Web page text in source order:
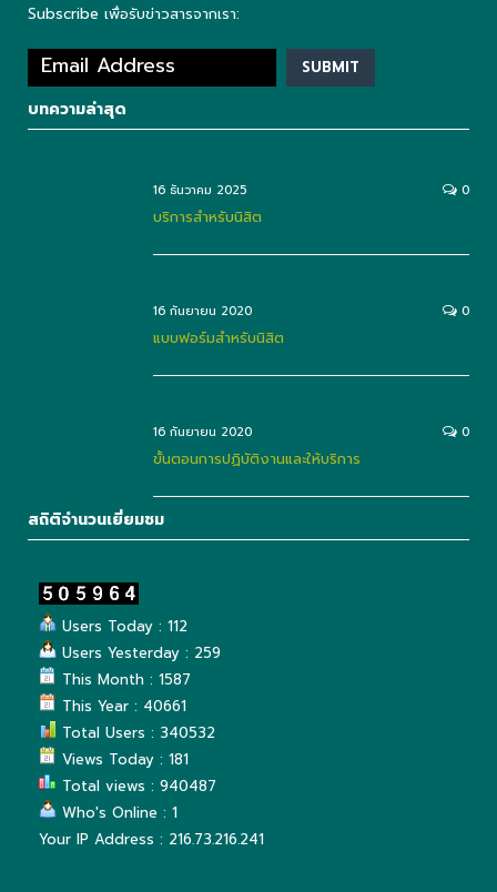
Subscribe เพื่อรับข่าวสารจากเรา:
บทความล่าสุด
16 ธันวาคม 2025 0
บริการสำหรับนิสิต
16 กันยายน 2020 0
แบบฟอร์มสำหรับนิสิต
16 กันยายน 2020 0
ขั้นตอนการปฏิบัติงานและให้บริการ
สถิติจำนวนเยี่ยมชม
Users Today : 112
Users Yesterday : 259
This Month : 1587
This Year : 40661
Total Users : 340532
Views Today : 181
Total views : 940487
Who's Online : 1
Your IP Address : 216.73.216.241